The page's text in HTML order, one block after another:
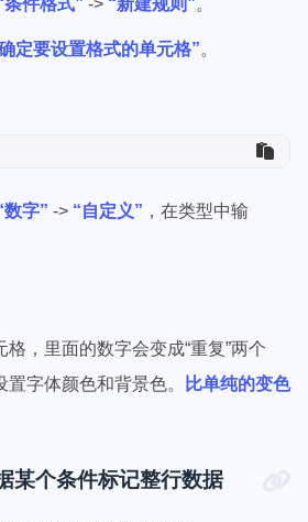
定要设置格式的单元格”。
数字” -> “自定义” ，在类型中输
格，里面的数字会变成“重复”两个
字体颜色和背景色。
比单纯的变色
某个条件标记整行数据